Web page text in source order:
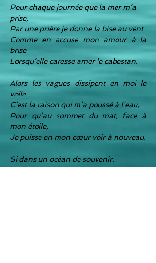
Pour chaque journée que la mer m’a
prise,
Par une prière je donne la bise au vent
Comme en accuse mon amour à la
brise
Lorsqu’elle caresse amer le cabestan.
Alors les vagues dissipent en moi le
voile.
C’est la raison qui m’a poussé à l’eau,
Pour qu’au sommet du mat, face à
mon étoile,
​Je puisse en mon cœur voir à nouveau.
Si dans un océan de souvenir.
A mon mat, ni drapeau ni girouette.